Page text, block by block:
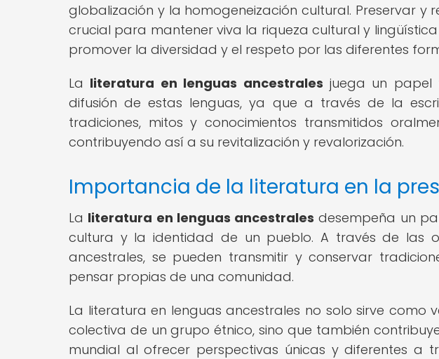
globalización y la homogeneización cultural. Preservar y
crucial para mantener viva la riqueza cultural y
promover la diversidad y el respeto por las diferentes
La literatura en lenguas ancestrales juega un papel
difusión de estas lenguas, ya que a través de la
tradiciones, mitos y conocimientos transmitidos
contribuyendo así a su revitalización y revalorización.
Importancia de la literatura en la
La literatura en lenguas ancestrales desempeña un
cultura y la identidad de un pueblo. A través de las
ancestrales, se pueden transmitir y conservar
pensar propias de una comunidad.
La literatura en lenguas ancestrales no solo sirve como
colectiva de un grupo étnico, sino que también
mundial al ofrecer perspectivas únicas y diferentes a